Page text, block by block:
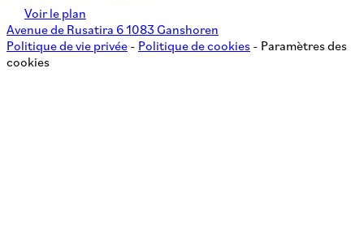
Voir le plan
Avenue de Rusatira 6 1083 Ganshoren
Politique de vie privée - Politique de cookies - Paramètres des
cookies